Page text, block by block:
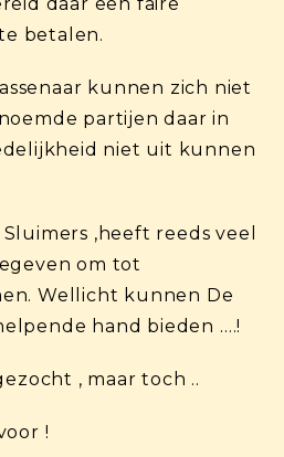
betalen.
kunnen zich niet
partijen daar in
niet uit kunnen
,heeft reeds veel
om tot
Wellicht kunnen De
hand bieden ….!
, maar toch ..
!